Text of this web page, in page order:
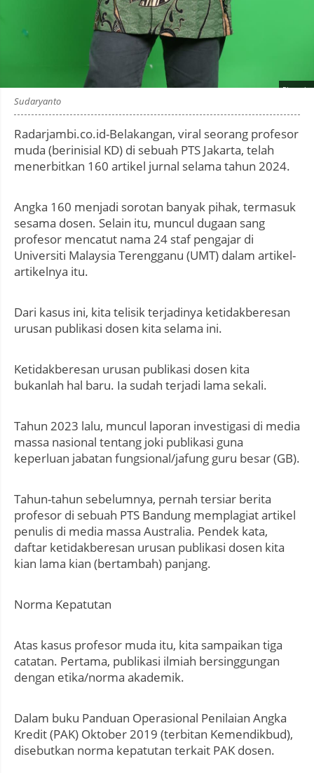
Photo by
Sudaryanto
Radarjambi.co.id-Belakangan, viral seorang profesor
muda (berinisial KD) di sebuah PTS Jakarta, telah
menerbitkan 160 artikel jurnal selama tahun 2024.
Angka 160 menjadi sorotan banyak pihak, termasuk
sesama dosen. Selain itu, muncul dugaan sang
profesor mencatut nama 24 staf pengajar di
Universiti Malaysia Terengganu (UMT) dalam artikel-
artikelnya itu.
Dari kasus ini, kita telisik terjadinya ketidakberesan
urusan publikasi dosen kita selama ini.
Ketidakberesan urusan publikasi dosen kita
bukanlah hal baru. Ia sudah terjadi lama sekali.
Tahun 2023 lalu, muncul laporan investigasi di media
massa nasional tentang joki publikasi guna
keperluan jabatan fungsional/jafung guru besar (GB).
Tahun-tahun sebelumnya, pernah tersiar berita
profesor di sebuah PTS Bandung memplagiat artikel
penulis di media massa Australia. Pendek kata,
daftar ketidakberesan urusan publikasi dosen kita
kian lama kian (bertambah) panjang.
Norma Kepatutan
Atas kasus profesor muda itu, kita sampaikan tiga
catatan. Pertama, publikasi ilmiah bersinggungan
dengan etika/norma akademik.
Dalam buku Panduan Operasional Penilaian Angka
Kredit (PAK) Oktober 2019 (terbitan Kemendikbud),
disebutkan norma kepatutan terkait PAK dosen.